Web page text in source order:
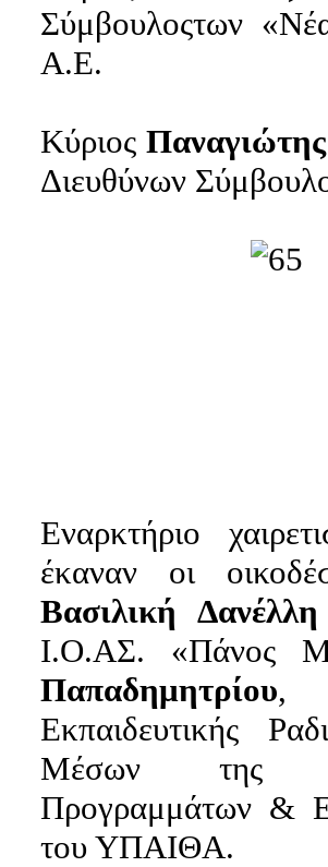
Σύμβουλοςτων
Α.Ε.
Κύριος
Διευθύνων
Εναρκτήριο
έκαναν οι
Βασιλική
Ι.Ο.ΑΣ. «Πάνος
Παπαδημητρίου,
Εκπαιδευτικής
Μέσων της
Προγραμμάτων &
του ΥΠΑΙΘA.